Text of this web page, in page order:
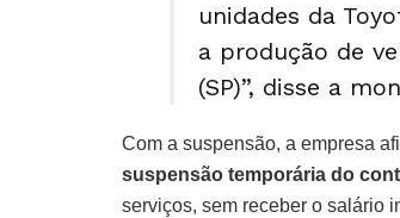
unidades da
a produção de
(SP)”, disse a
Com a suspensão, a empresa
suspensão temporária do
serviços, sem receber o salário